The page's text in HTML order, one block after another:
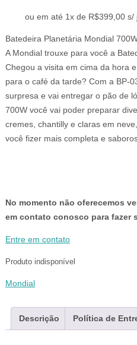
original
era:
R$599,00.
atual
é:
R$399,00.
ou em até 1x de R$399,00
Batedeira Planetária Mondial
A Mondial trouxe para você a
Chegou a visita em cima da hora
para o café da tarde? Com a BP-
surpresa e vai entregar o pão de
700W você vai poder preparar
cremes, chantilly e claras em
você fizer mais completa e
No momento não oferecemos
em contato conosco para fazer
Entre em contato
Produto indisponível
Mondial
Descrição Política de